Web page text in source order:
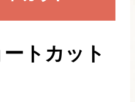
トカット